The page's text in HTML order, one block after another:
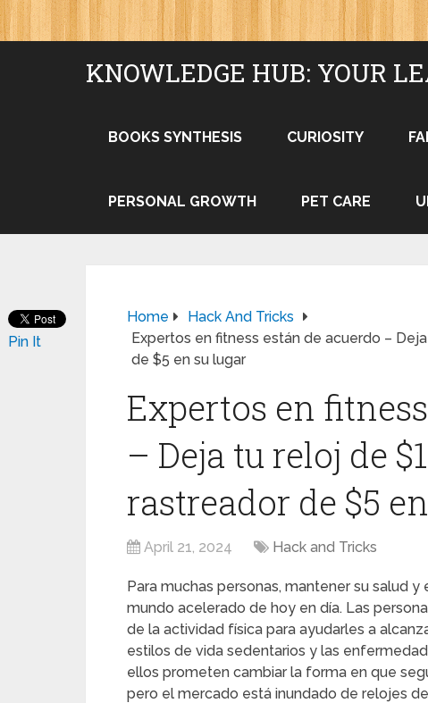
KNOWLEDGE HUB: YOUR
BOOKS SYNTHESIS CURIOSITY
PERSONAL GROWTH PET CARE
Home
Hack And Tricks
Expertos en fitness están de acuerdo –
de $5 en su lugar
Expertos en
– Deja tu reloj de
rastreador de $5
April 21, 2024 Hack and Tricks
Para muchas personas, mantener su salud
mundo acelerado de hoy en día. Las
de la actividad física para ayudarles a
estilos de vida sedentarios y las
ellos prometen cambiar la forma en que
pero el mercado está inundado de relojes
Pin It